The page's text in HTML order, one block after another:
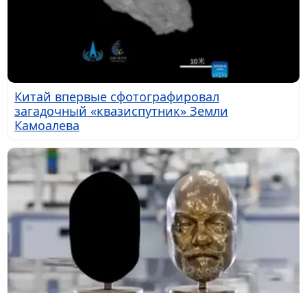
Китай впервые сфотографировал
загадочный «квазиспутник» Земли
Камоалева